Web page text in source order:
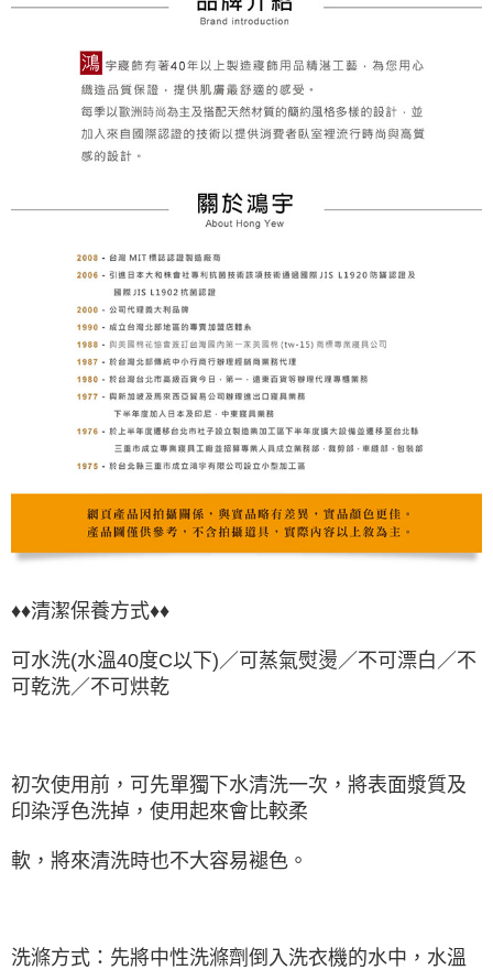
♦♦清潔保養方式♦♦
可水洗(水溫40度C以下)／可蒸氣熨燙／不可漂白／不
可乾洗／不可烘乾
初次使用前，可先單獨下水清洗一次，將表面漿質及
印染浮色洗掉，使用起來會比較柔
軟，將來清洗時也不大容易褪色。
洗滌方式：先將中性洗滌劑倒入洗衣機的水中，水溫